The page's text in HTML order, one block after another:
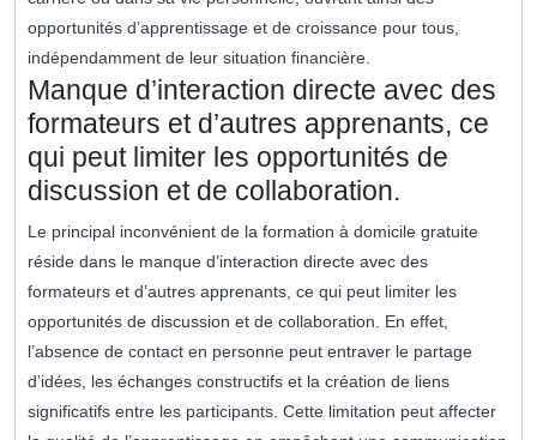
opportunités d’apprentissage et de croissance pour tous,
indépendamment de leur situation financière.
Manque d’interaction directe avec des
formateurs et d’autres apprenants, ce
qui peut limiter les opportunités de
discussion et de collaboration.
Le principal inconvénient de la formation à domicile gratuite
réside dans le manque d’interaction directe avec des
formateurs et d’autres apprenants, ce qui peut limiter les
opportunités de discussion et de collaboration. En effet,
l’absence de contact en personne peut entraver le partage
d’idées, les échanges constructifs et la création de liens
significatifs entre les participants. Cette limitation peut affecter